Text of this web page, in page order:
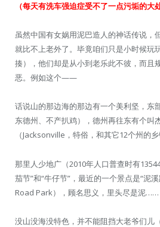
（每天有洗车强迫症受不了一点污垢的大
虽然中国有女娲用泥巴造人的神话传说，
就比不上老外了。毕竟咱们只是小时候玩
揍），他们却是从小到老乐此不彼，而且
恶。例如这个——
话说山的那边海的那边有一个美利坚，东
东德州、不产扒鸡），德州再往东有个叫
（Jacksonville，特俗，和其它12个州的乡
那里人少地广（2010年人口普查时有
茄节”和“牛仔节”，最近的一个景点是“泥
Road Park），顾名思义，里头尽是泥……
没山没海没特色，并不能阻挡大老爷们儿